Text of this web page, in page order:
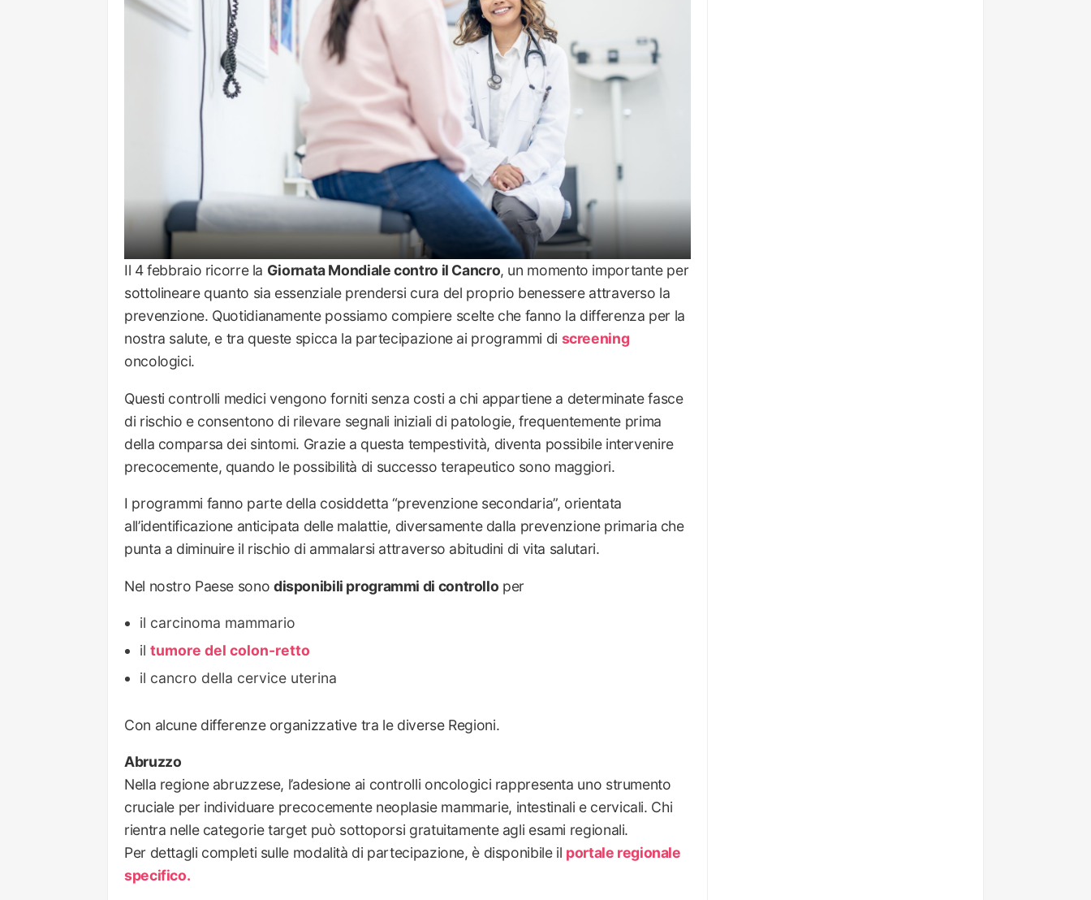
Il 4 febbraio ricorre la Giornata Mondiale contro il Cancro, un momento importante per
sottolineare quanto sia essenziale prendersi cura del proprio benessere attraverso la
prevenzione. Quotidianamente possiamo compiere scelte che fanno la differenza per la
nostra salute, e tra queste spicca la partecipazione ai programmi di screening
oncologici.
Questi controlli medici vengono forniti senza costi a chi appartiene a determinate fasce
di rischio e consentono di rilevare segnali iniziali di patologie, frequentemente prima
della comparsa dei sintomi. Grazie a questa tempestività, diventa possibile intervenire
precocemente, quando le possibilità di successo terapeutico sono maggiori.
I programmi fanno parte della cosiddetta “prevenzione secondaria”, orientata
all’identificazione anticipata delle malattie, diversamente dalla prevenzione primaria che
punta a diminuire il rischio di ammalarsi attraverso abitudini di vita salutari.
Nel nostro Paese sono disponibili programmi di controllo per
il carcinoma mammario
iltumore del colon-retto
il cancro della cervice uterina
Con alcune differenze organizzative tra le diverse Regioni.
Abruzzo
Nella regione abruzzese, l’adesione ai controlli oncologici rappresenta uno strumento
cruciale per individuare precocemente neoplasie mammarie, intestinali e cervicali. Chi
rientra nelle categorie target può sottoporsi gratuitamente agli esami regionali.
Per dettagli completi sulle modalità di partecipazione, è disponibile il portale regionale
specifico.